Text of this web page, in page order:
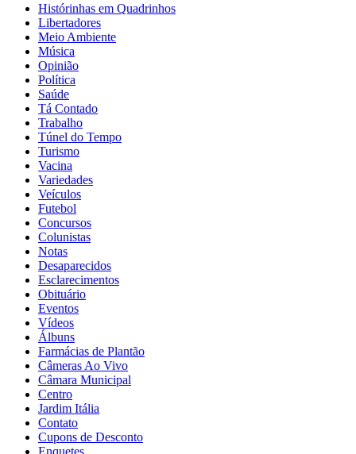
Histórinhas em Quadrinhos
Libertadores
Meio Ambiente
Música
Opinião
Política
Saúde
Tá Contado
Trabalho
Túnel do Tempo
Turismo
Vacina
Variedades
Veículos
Futebol
Concursos
Colunistas
Notas
Desaparecidos
Esclarecimentos
Obituário
Eventos
Vídeos
Álbuns
Farmácias de Plantão
Câmeras Ao Vivo
Câmara Municipal
Centro
Jardim Itália
Contato
Cupons de Desconto
Enquetes